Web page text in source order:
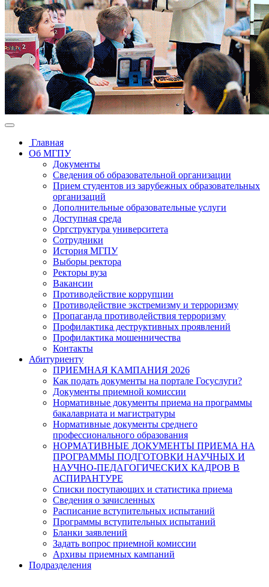
Главная
Об МГПУ
Документы
Сведения об образовательной организации
Прием студентов из зарубежных образовательных
организаций
Дополнительные образовательные услуги
Доступная среда
Оргструктура университета
Сотрудники
История МГПУ
Выборы ректора
Ректоры вуза
Вакансии
Противодействие коррупции
Противодействие экстремизму и терроризму
Пропаганда противодействия терроризму
Профилактика деструктивных проявлений
Профилактика мошенничества
Контакты
Абитуриенту
ПРИЕМНАЯ КАМПАНИЯ 2026
Как подать документы на портале Госуслуги?
Документы приемной комиссии
Нормативные документы приема на программы
бакалавриата и магистратуры
Нормативные документы среднего
профессионального образования
НОРМАТИВНЫЕ ДОКУМЕНТЫ ПРИЕМА НА
ПРОГРАММЫ ПОДГОТОВКИ НАУЧНЫХ И
НАУЧНО-ПЕДАГОГИЧЕСКИХ КАДРОВ В
АСПИРАНТУРЕ
Списки поступающих и статистика приема
Сведения о зачисленных
Расписание вступительных испытаний
Программы вступительных испытаний
Бланки заявлений
Задать вопрос приемной комиссии
Архивы приемных кампаний
Подразделения